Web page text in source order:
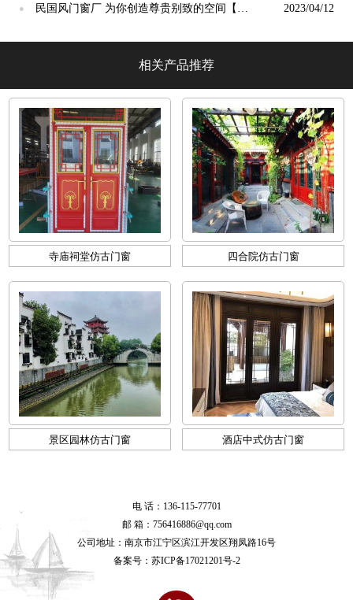
光】
●
民国风门窗厂 为你创造尊贵别致的空间【冠
2023/04/12
相关产品推荐
寺庙祠堂仿古门窗 四合院仿古门窗
景区园林仿古门窗 酒店中式仿古门窗
电 话：136-115-77701
邮 箱：756416886@qq.com
公司地址：南京市江宁区滨江开发区翔凤路16号
备案号： 苏ICP备17021201号-2